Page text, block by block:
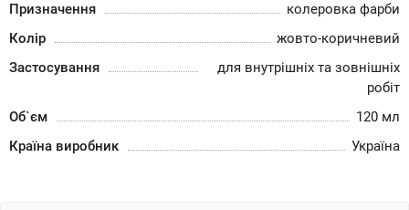
Призначення
колеровка фарби
Колір
жовто-коричневий
Застосування
для внутрішніх та зовнішніх
робіт
Об`єм
120 мл
Країна виробник
Україна